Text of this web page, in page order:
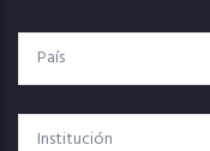
País
Institución